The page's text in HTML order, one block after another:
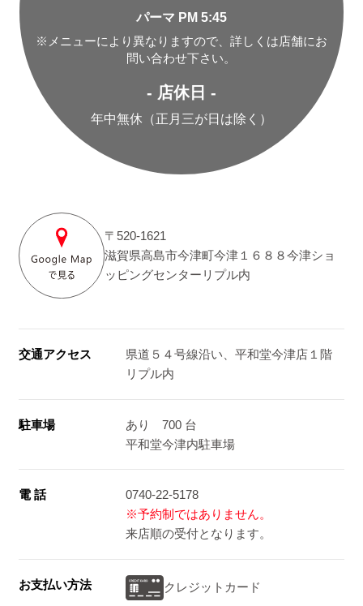
パーマ PM 5:45
※メニューにより異なりますので、詳しくは店舗にお
問い合わせ下さい。
- 店休日 -
年中無休（正月三が日は除く）
〒520-1621
滋賀県高島市今津町今津１６８８今津ショ
ッピングセンターリプル内
交通アクセス
県道５４号線沿い、平和堂今津店１階
リプル内
駐車場
あり 700 台
平和堂今津内駐車場
電 話
0740-22-5178
※予約制ではありません。
来店順の受付となります。
お支払い方法 クレジットカード